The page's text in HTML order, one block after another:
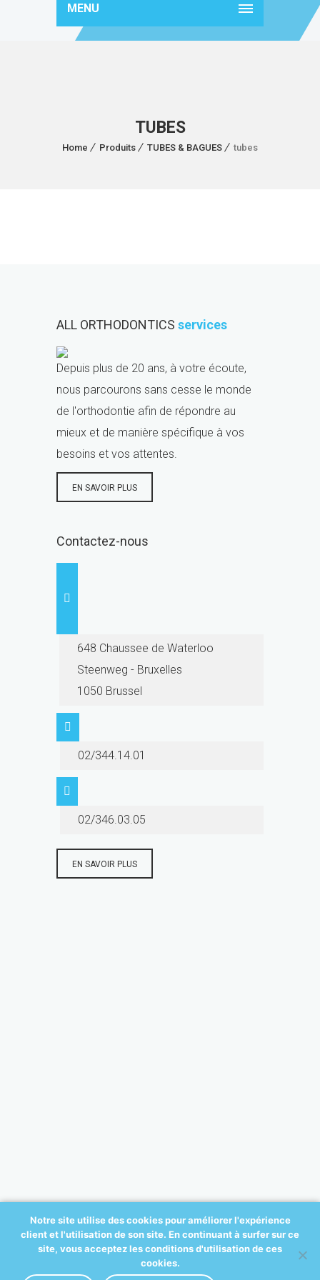
MENU
TUBES
Home Produits TUBES & BAGUES tubes
ALL ORTHODONTICS services
Depuis plus de 20 ans, à votre écoute,
nous parcourons sans cesse le monde
de l'orthodontie afin de répondre au
mieux et de manière spécifique à vos
besoins et vos attentes.
EN SAVOIR PLUS
Contactez-nous
648 Chaussee de Waterloo
Steenweg - Bruxelles
1050 Brussel
02/344.14.01
02/346.03.05
EN SAVOIR PLUS
© 2017 All-ortho.be - créé par:
Notre site utilise des cookies pour améliorer l'expérience
client et l'utilisation de son site. En continuant à surfer sur ce
site, vous acceptez les conditions d'utilisation de ces
cookies.